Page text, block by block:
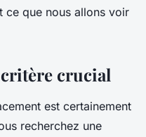
ce que nous allons voir
crucial
est certainement
recherchez une